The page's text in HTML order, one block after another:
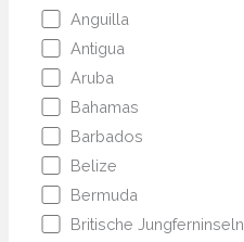
Anguilla
Antigua
Aruba
Bahamas
Barbados
Belize
Bermuda
Britische Jungferninseln